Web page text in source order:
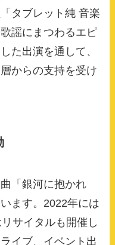
タブレット純 音楽
謡にまつわるエピ
た出演を通して、
からの支持を受け
「銀河に抱かれ
ます。2022年には
サイタルも開催し
イブ、イベント出